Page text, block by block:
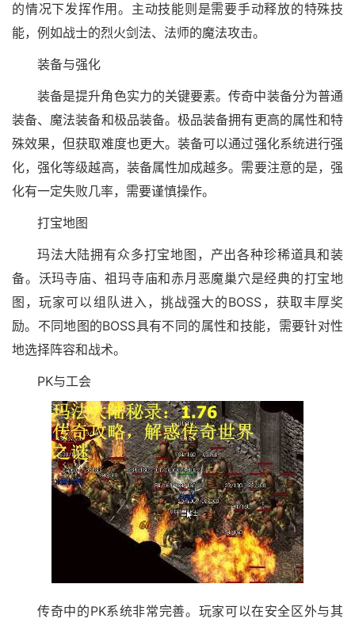
的情况下发挥作用。主动技能则是需要手动释放的特殊技
能，例如战士的烈火剑法、法师的魔法攻击。
装备与强化
装备是提升角色实力的关键要素。传奇中装备分为普通
装备、魔法装备和极品装备。极品装备拥有更高的属性和特
殊效果，但获取难度也更大。装备可以通过强化系统进行强
化，强化等级越高，装备属性加成越多。需要注意的是，强
化有一定失败几率，需要谨慎操作。
打宝地图
玛法大陆拥有众多打宝地图，产出各种珍稀道具和装
备。沃玛寺庙、祖玛寺庙和赤月恶魔巢穴是经典的打宝地
图，玩家可以组队进入，挑战强大的BOSS，获取丰厚奖
励。不同地图的BOSS具有不同的属性和技能，需要针对性
地选择阵容和战术。
PK与工会
传奇中的PK系统非常完善。玩家可以在安全区外与其